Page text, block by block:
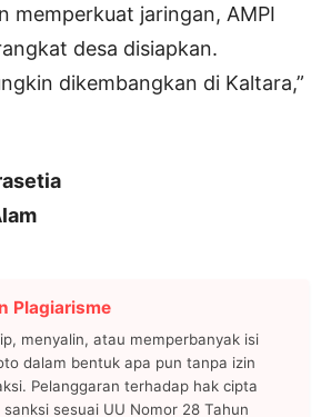
memperkuat jaringan, AMPI
desa disiapkan.
dikembangkan di Kaltara,”
Plagiarisme
menyalin, atau memperbanyak isi
dalam bentuk apa pun tanpa izin
Pelanggaran terhadap hak cipta
sesuai UU Nomor 28 Tahun